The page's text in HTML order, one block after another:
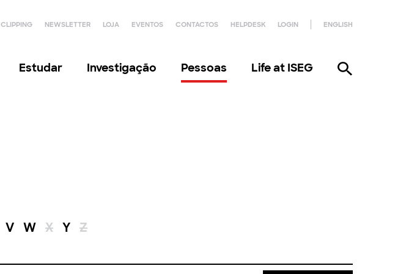
CLIPPING NEWSLETTER LOJA EVENTOS CONTACTOS HELPDESK LOGIN ENGLISH
Estudar Investigação Pessoas Life at ISEG
V W X Y Z